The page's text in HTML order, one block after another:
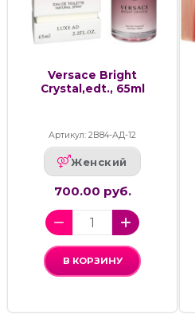
Versace Bright
Crystal,edt., 65ml
Артикул: 2В84-АД-12
Женский
700.00 руб.
В КОРЗИНУ